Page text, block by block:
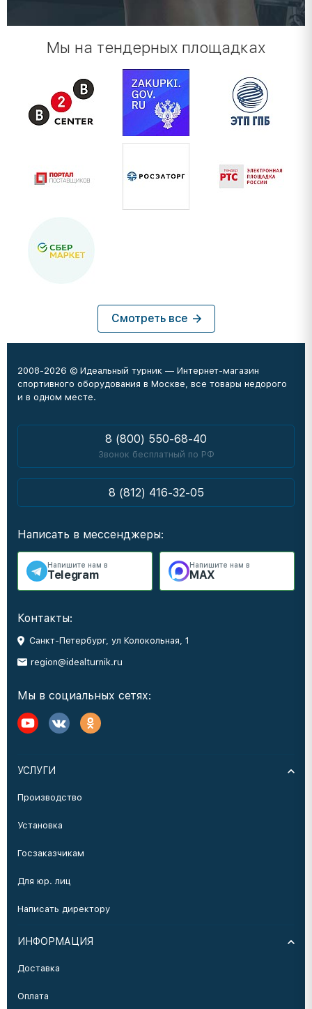
Мы на тендерных площадках
Смотреть все
2008-2026 © Идеальный турник — Интернет-магазин
спортивного оборудования в Москве, все товары недорого
и в одном месте.
8 (800) 550-68-40
Звонок бесплатный по РФ
8 (812) 416-32-05
Написать в мессенджеры:
Напишите нам в
Telegram
Напишите нам в
MAX
Контакты:
Санкт-Петербург, ул Колокольная, 1
region@idealturnik.ru
Мы в социальных сетях:
УСЛУГИ
Производство
Установка
Госзаказчикам
Для юр. лиц
Написать директору
ИНФОРМАЦИЯ
Доставка
Оплата